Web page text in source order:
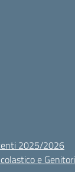
2025/2026
e Genitori